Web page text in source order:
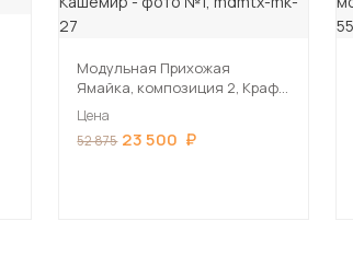
Модульная Прихожая
Ямайка, композиция 2, Крафт
серый/Кашемир
Цена
52 875 23 500